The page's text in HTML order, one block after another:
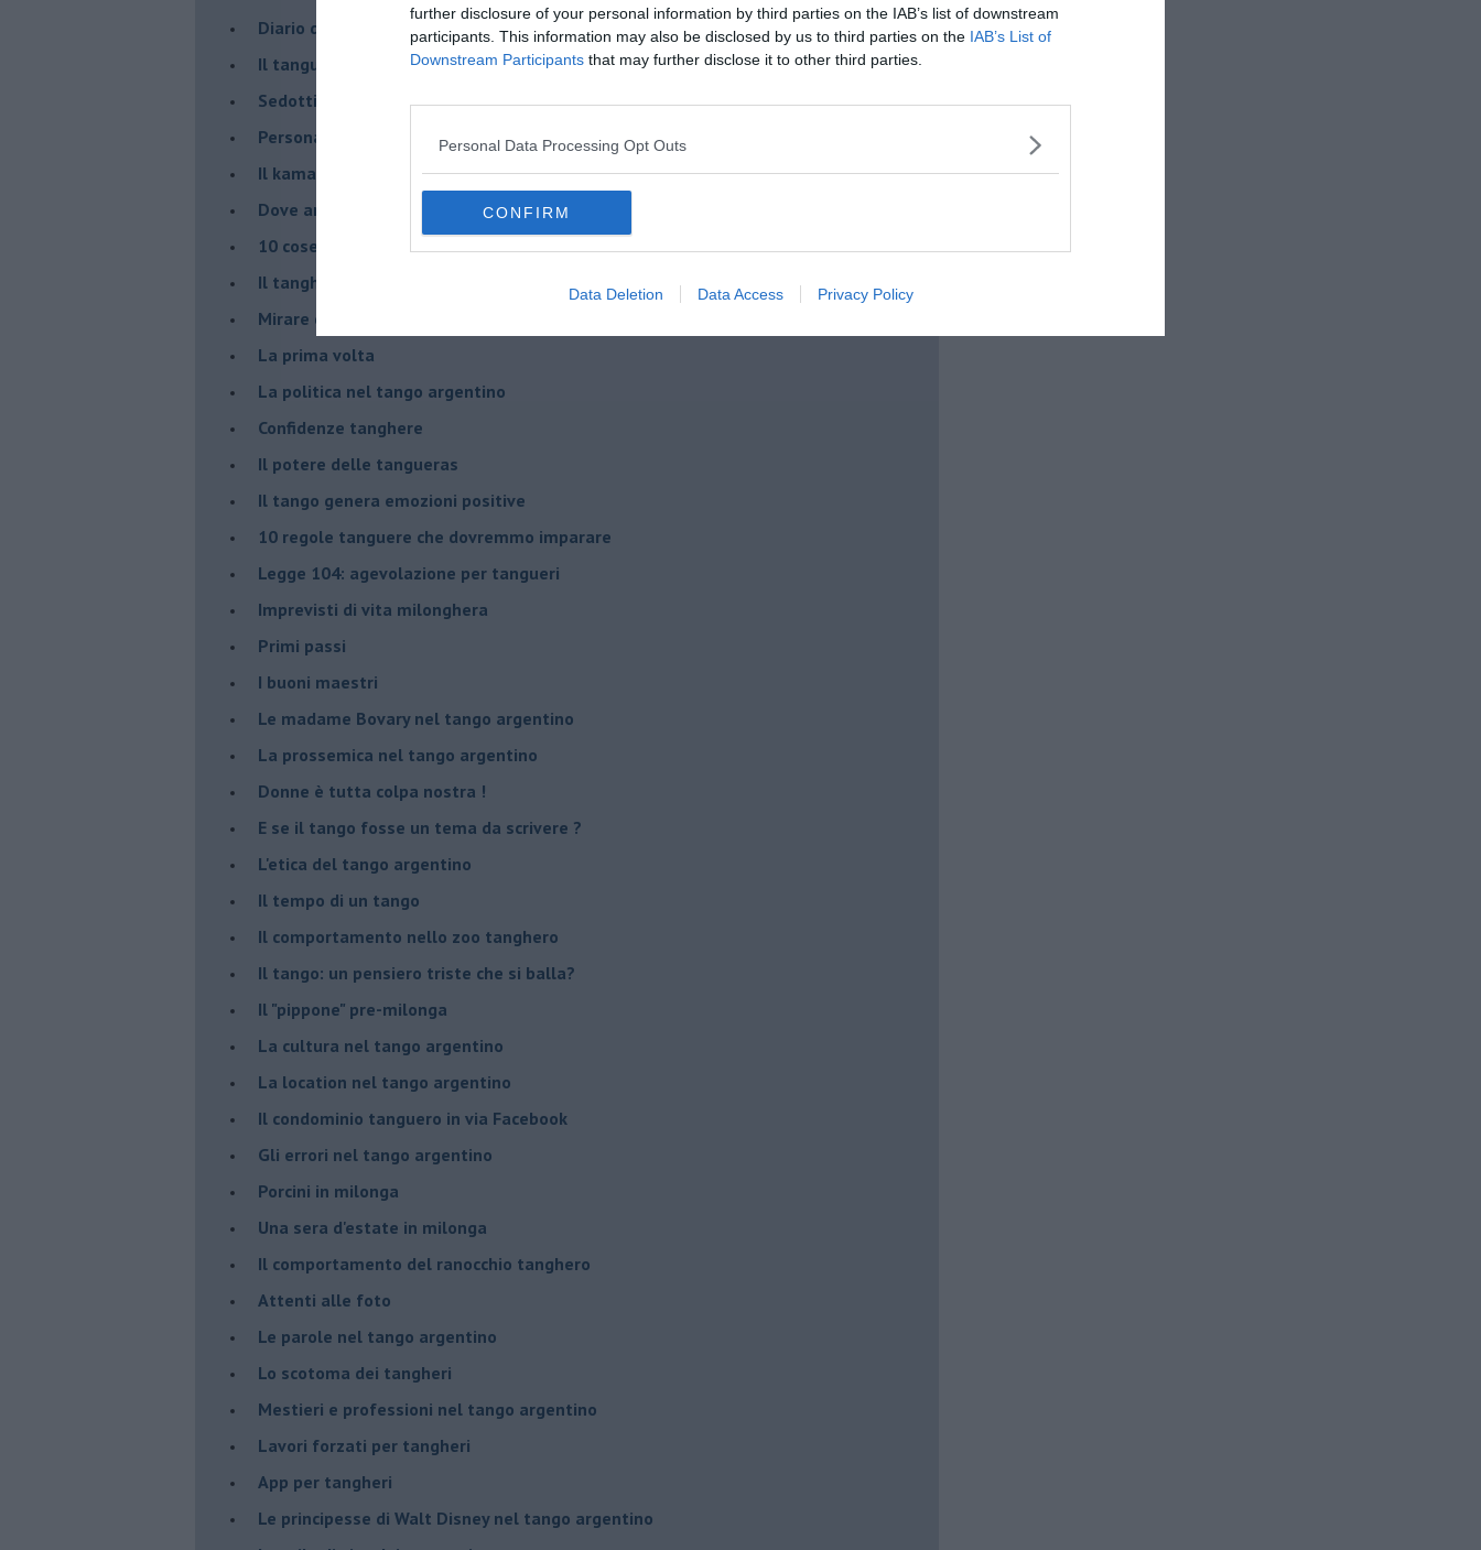
further disclosure of your personal information by third parties on the IAB’s list of downstream
participants. This information may also be disclosed by us to third parties on the IAB’s List of
Downstream Participants that may further disclose it to other third parties.
Personal Data Processing Opt Outs
CONFIRM
Data Deletion Data Access Privacy Policy
Diario di una tanghera
Il tanguero che entra in pista
Sedotti e abbandonati nel tango argentino
Personalità tanguera
Il kamasutango
Dove andiamo stasera?
10 cose da non dire a fine tanda
Il tanghero odioso
Mirare con la PNL
La prima volta
La politica nel tango argentino
Confidenze tanghere
Il potere delle tangueras
Il tango genera emozioni positive
10 regole tanguere che dovremmo imparare
Legge 104: agevolazione per tangueri
Imprevisti di vita milonghera
Primi passi
I buoni maestri
Le madame Bovary nel tango argentino
La prossemica nel tango argentino
Donne è tutta colpa nostra !
E se il tango fosse un tema da scrivere ?
L'etica del tango argentino
Il tempo di un tango
Il comportamento nello zoo tanghero
Il tango: un pensiero triste che si balla?
Il "pippone" pre-milonga
La cultura nel tango argentino
La location nel tango argentino
Il condominio tanguero in via Facebook
Gli errori nel tango argentino
Porcini in milonga
Una sera d'estate in milonga
Il comportamento del ranocchio tanghero
Attenti alle foto
Le parole nel tango argentino
Lo scotoma dei tangheri
Mestieri e professioni nel tango argentino
Lavori forzati per tangheri
App per tangheri
Le principesse di Walt Disney nel tango argentino